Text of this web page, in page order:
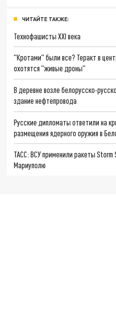
ЧИТАЙТЕ ТАКЖЕ:
Технофашисты XXI века
"Кротами" были все? Теракт в
охотятся "живые дроны"
В деревне возле белорусско-
здание нефтепровода
Русские дипломаты ответили на
размещения ядерного оружия в
ТАСС: ВСУ применили ракеты Storm
Мариуполю